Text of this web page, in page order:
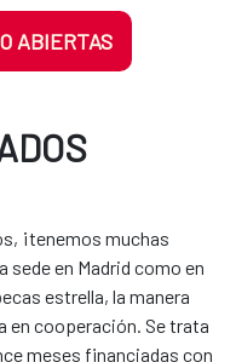
ABIERTAS
¡tenemos muchas
en Madrid como en
estrella, la manera
en cooperación. Se trata
meses financiadas con